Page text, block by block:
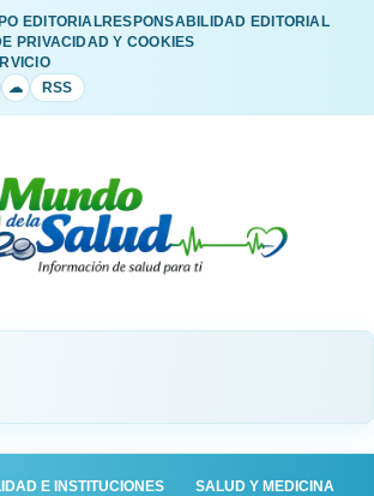
EDITORIALRESPONSABILIDAD EDITORIAL
PRIVACIDAD Y COOKIES
☁ RSS
E INSTITUCIONES SALUD Y MEDICINA